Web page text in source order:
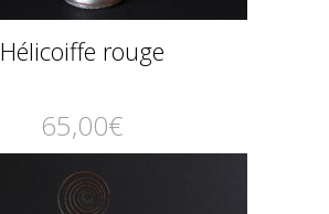
Hélicoiffe rouge
65,00€